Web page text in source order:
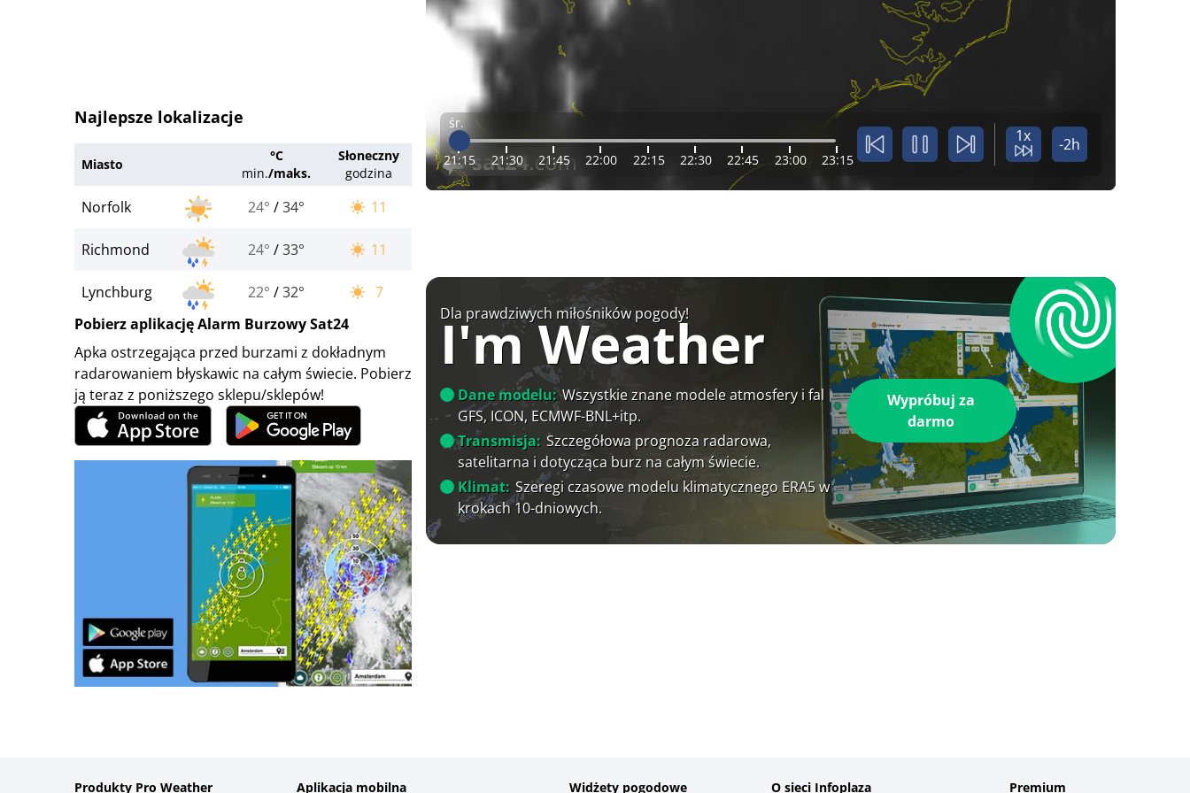
Najlepsze lokalizacje
Miasto
°C
min./maks.
Słoneczny
godzina
Norfolk 24° /34° 11
Richmond 24° /33° 11
Lynchburg 22° /32°
7
Pobierz aplikację Alarm Burzowy Sat24
Apka ostrzegająca przed burzami z dokładnym
radarowaniem błyskawic na całym świecie. Pobierz
ją teraz z poniższego sklepu/sklepów!
śr.
21:15 21:30 21:45 22:00 22:15 22:30 22:45 23:00 23:15
1x -2h
Dla prawdziwych miłośników pogody!
I'm Weather
Dane modelu: Wszystkie znane modele atmosfery i fal
GFS, ICON, ECMWF-BNL+itp.
Transmisja: Szczegółowa prognoza radarowa,
satelitarna i dotycząca burz na całym świecie.
Klimat: Szeregi czasowe modelu klimatycznego ERA5 w
krokach 10-dniowych.
Wypróbuj za
darmo
Produkty Pro Weather Aplikacja mobilna Widżety pogodowe O sieci Infoplaza Premium